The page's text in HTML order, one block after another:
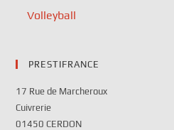
Volleyball
PRESTIFRANCE
17 Rue de Marcheroux
Cuivrerie
01450 CERDON